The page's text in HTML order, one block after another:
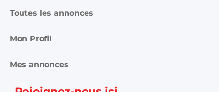
Toutes les annonces
Mon Profil
Mes annonces